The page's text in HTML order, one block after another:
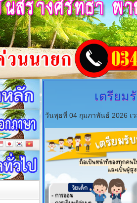
เตรียม
วันพุธที่ 04 กุมภาพันธ์ 2026 เ